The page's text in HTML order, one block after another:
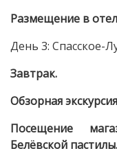
Размещение в
День 3: Спасское-
Завтрак.
Обзорная
Посещение
Белёвской пастилы.